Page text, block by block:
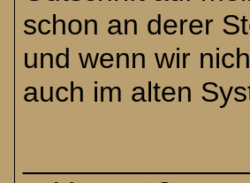
schon an derer
und wenn wir
auch im alten